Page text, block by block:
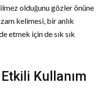
olduğunu gözler önüne
kelimesi, bir anlık
etmek için de sık sık
Kullanım